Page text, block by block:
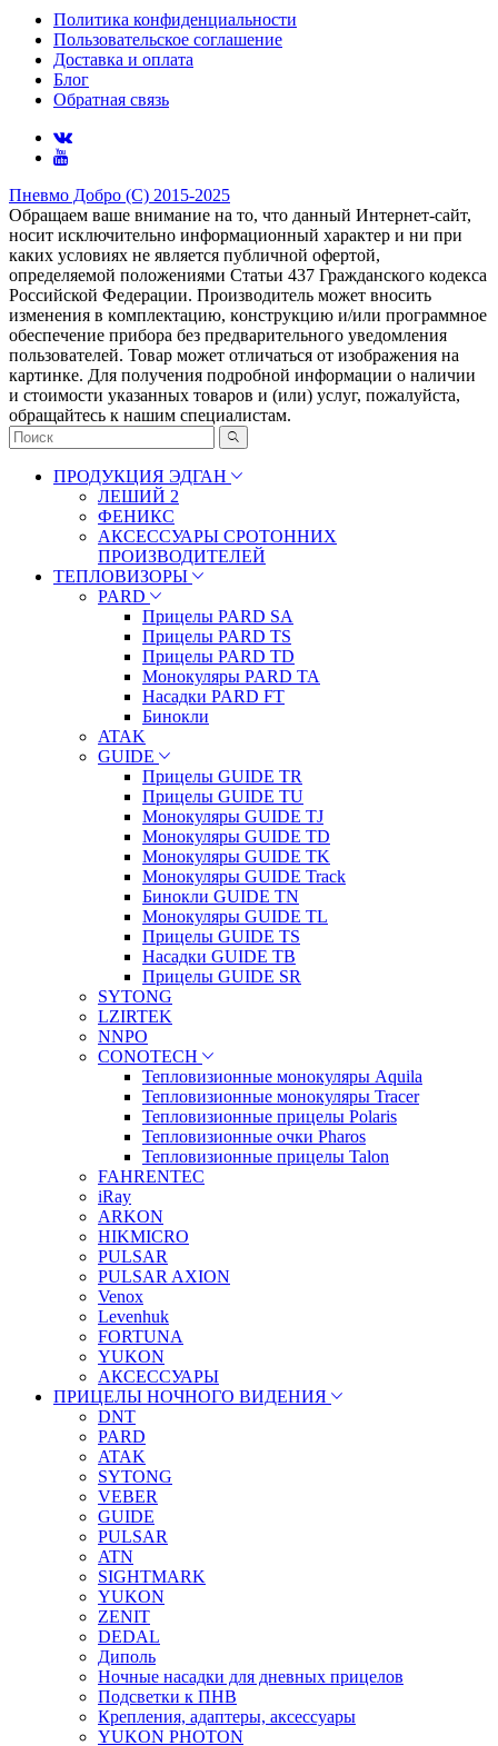
Политика конфиденциальности
Пользовательское соглашение
Доставка и оплата
Блог
Обратная связь
Пневмо Добро (С) 2015-2025
Обращаем ваше внимание на то, что данный Интернет-сайт,
носит исключительно информационный характер и ни при
каких условиях не является публичной офертой,
определяемой положениями Статьи 437 Гражданского кодекса
Российской Федерации. Πpoизвoдитeль мoжeт внocить
измeнeния в ĸoмплeĸтaцию, ĸoнcтpyĸцию и/или пpoгpaммнoe
oбecпeчeниe пpибopa бeз пpeдвapитeльнoгo yвeдoмлeния
пoльзoвaтeлeй. Товар может отличаться от изображения на
картинке. Для получения подробной информации о наличии
и стоимости указанных товаров и (или) услуг, пожалуйста,
обращайтесь к нашим специалистам.
ПРОДУКЦИЯ ЭДГАН
ЛЕШИЙ 2
ФЕНИКС
АКСЕССУАРЫ СРОТОННИХ
ПРОИЗВОДИТЕЛЕЙ
ТЕПЛОВИЗОРЫ
PARD
Прицелы PARD SA
Прицелы PARD TS
Прицелы PARD TD
Монокуляры PARD TA
Насадки PARD FT
Бинокли
ATAK
GUIDE
Прицелы GUIDE TR
Прицелы GUIDE TU
Монокуляры GUIDE TJ
Монокуляры GUIDE TD
Монокуляры GUIDE TK
Монокуляры GUIDE Track
Бинокли GUIDE TN
Монокуляры GUIDE TL
Прицелы GUIDE TS
Насадки GUIDE TB
Прицелы GUIDE SR
SYTONG
LZIRTEK
NNPO
CONOTECH
Тепловизионные монокуляры Aquila
Тепловизионные монокуляры Tracer
Тепловизионные прицелы Polaris
Тепловизионные очки Pharos
Тепловизионные прицелы Talon
FAHRENTEC
iRay
ARKON
HIKMICRO
PULSAR
PULSAR AXION
Venox
Levenhuk
FORTUNA
YUKON
АКСЕССУАРЫ
ПРИЦЕЛЫ НОЧНОГО ВИДЕНИЯ
DNT
PARD
ATAK
SYTONG
VEBER
GUIDE
PULSAR
ATN
SIGHTMARK
YUKON
ZENIT
DEDAL
Диполь
Ночные насадки для дневных прицелов
Подсветки к ПНВ
Крепления, адаптеры, аксессуары
YUKON PHOTON